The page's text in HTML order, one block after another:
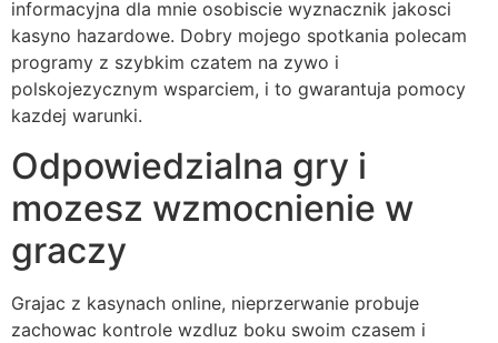
informacyjna dla mnie osobiscie wyznacznik jakosci
kasyno hazardowe. Dobry mojego spotkania polecam
programy z szybkim czatem na zywo i
polskojezycznym wsparciem, i to gwarantuja pomocy
kazdej warunki.
Odpowiedzialna gry i
mozesz wzmocnienie w
graczy
Grajac z kasynach online, nieprzerwanie probuje
zachowac kontrole wzdluz boku swoim czasem i